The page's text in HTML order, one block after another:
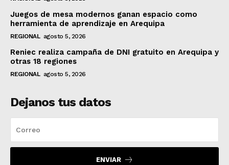
Juegos de mesa modernos ganan espacio como
herramienta de aprendizaje en Arequipa
REGIONAL agosto 5, 2026
Reniec realiza campaña de DNI gratuito en Arequipa y
otras 18 regiones
REGIONAL agosto 5, 2026
Dejanos tus datos
ENVIAR